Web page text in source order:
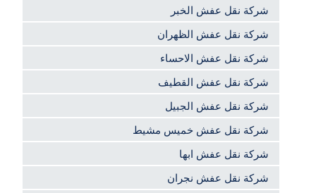
شركة نقل عفش الخبر
شركة نقل عفش الظهران
شركة نقل عفش الاحساء
شركة نقل عفش القطيف
شركة نقل عفش الجبيل
شركة نقل عفش خميس مشيط
شركة نقل عفش ابها
شركة نقل عفش نجران